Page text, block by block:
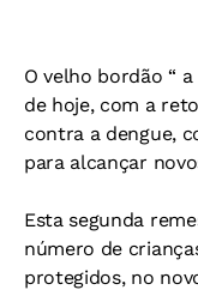
O velho bordão “
de hoje, com a
contra a dengue,
para alcançar
Esta segunda
número de
protegidos, no